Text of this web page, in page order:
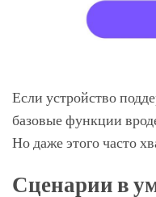
Если устройство
базовые функции
Но даже этого часто
Сценарии в